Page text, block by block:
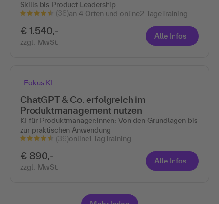
Skills bis Product Leadership
(38)an 4 Orten und online2 TageTraining
€ 1.540,-
zzgl. MwSt.
Alle Infos
Fokus KI
ChatGPT & Co. erfolgreich im
Produktmanagement nutzen
KI für Produktmanager:innen: Von den Grundlagen bis
zur praktischen Anwendung
(39)online1 TagTraining
€ 890,-
zzgl. MwSt.
Alle Infos